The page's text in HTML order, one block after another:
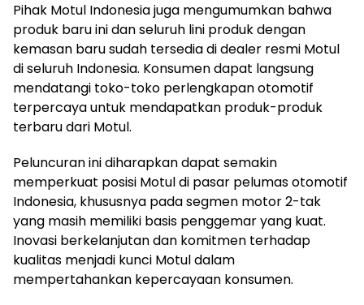
Pihak Motul Indonesia juga mengumumkan bahwa
produk baru ini dan seluruh lini produk dengan
kemasan baru sudah tersedia di dealer resmi Motul
di seluruh Indonesia. Konsumen dapat langsung
mendatangi toko-toko perlengkapan otomotif
terpercaya untuk mendapatkan produk-produk
terbaru dari Motul.
Peluncuran ini diharapkan dapat semakin
memperkuat posisi Motul di pasar pelumas otomotif
Indonesia, khususnya pada segmen motor 2-tak
yang masih memiliki basis penggemar yang kuat.
Inovasi berkelanjutan dan komitmen terhadap
kualitas menjadi kunci Motul dalam
mempertahankan kepercayaan konsumen.